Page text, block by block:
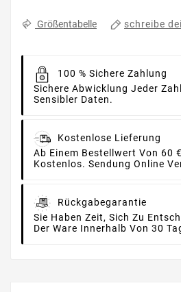
Größentabelle schreibe
100 % Sichere Zahlung
Sichere Abwicklung Jeder
Sensibler Daten.
Kostenlose Lieferung
Ab Einem Bestellwert Von 60
Kostenlos. Sendung Online
Rückgabegarantie
Sie Haben Zeit, Sich Zu
Der Ware Innerhalb Von 30